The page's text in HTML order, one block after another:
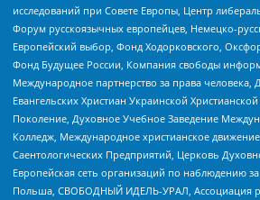
исследований при Совете Европы, Центр
Форум русскоязычных европейцев, Немецко-
Европейский выбор, Фонд Ходорковского,
Фонд Будущее России, Компания свободы
Международное партнерство за права человека,
Евангельских Христиан Украинской
Поколение, Духовное Учебное Заведение
Колледж, Международное христианское
Саентологических Предприятий, Церковь
Европейская сеть организаций по наблюдению
Польша, СВОБОДНЫЙ ИДЕЛЬ-УРАЛ, Ассоциация